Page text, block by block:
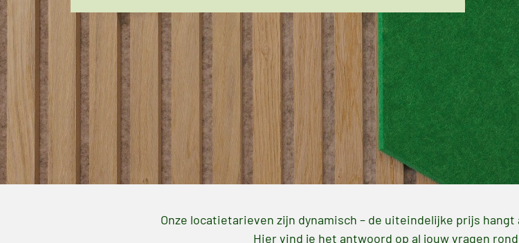
Onze locatietarieven zijn dynamisch – de uiteindelijke prijs
Hier vind je het antwoord op al jouw vragen